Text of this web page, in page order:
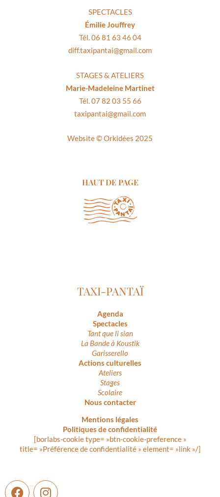
SPECTACLES
Émilie Jouffrey
Tél. 06 81 63 46 04
diff.taxipantai@gmail.com
STAGES & ATELIERS
Marie-Madeleine Martinet
Tél. 07 82 03 55 66
taxipantai@gmail.com
Website ©Orkidées 2025
HAUT DE PAGE
TAXI-PANTAÏ
Agenda
Spectacles
Tant que li sian
La Bande à Koustik
Garisserello
Actions culturelles
Ateliers
Stages
Scolaire
Nous contacter
Mentions légales
Politiques de confidentialité
[borlabs-cookie type= »btn-cookie-preference »
title= »Préférence de confidentialité » element= »link »/]